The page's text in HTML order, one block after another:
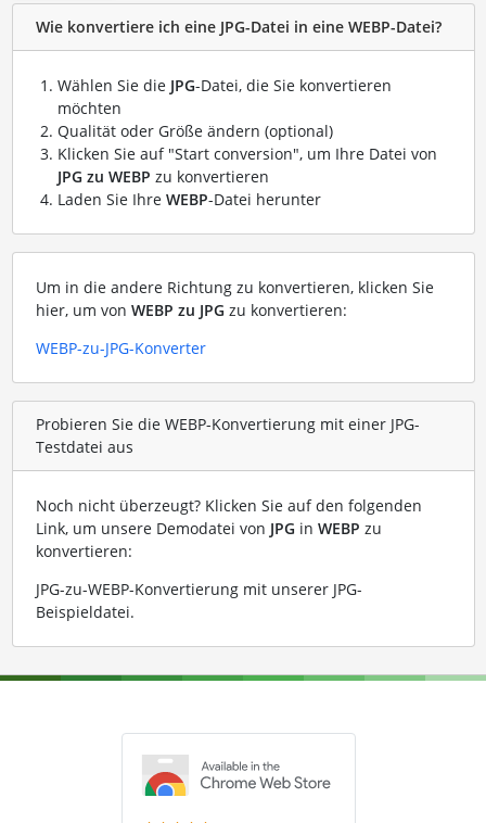
Wie konvertiere ich eine JPG-Datei in eine WEBP-Datei?
Wählen Sie die JPG-Datei, die Sie konvertieren
möchten
Qualität oder Größe ändern (optional)
Klicken Sie auf "Start conversion", um Ihre Datei von
JPG zu WEBP zu konvertieren
Laden Sie Ihre WEBP-Datei herunter
Um in die andere Richtung zu konvertieren, klicken Sie
hier, um von WEBP zu JPG zu konvertieren:
WEBP-zu-JPG-Konverter
Probieren Sie die WEBP-Konvertierung mit einer JPG-
Testdatei aus
Noch nicht überzeugt? Klicken Sie auf den folgenden
Link, um unsere Demodatei von JPG in WEBP zu
konvertieren:
JPG-zu-WEBP-Konvertierung mit unserer JPG-
Beispieldatei.